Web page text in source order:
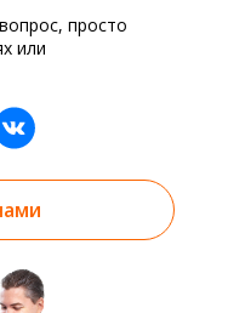
просто
или